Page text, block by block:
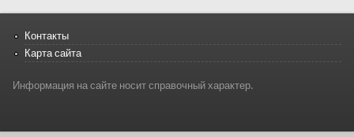
Контакты
Карта сайта
Информация на сайте носит справочный характер.